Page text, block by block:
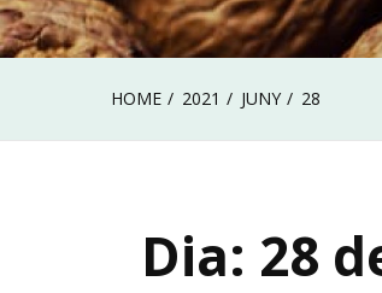
HOME 2021 JUNY 28
Dia: 28